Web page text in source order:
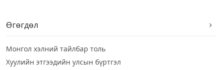
Өгөгдөл
Монгол хэлний тайлбар толь
Хуулийн этгээдийн улсын бүртгэл